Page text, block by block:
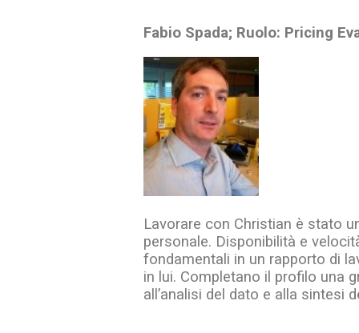
Fabio Spada; Ruolo: Pricing
Lavorare con Christian è stato
personale. Disponibilità e
fondamentali in un rapporto di
in lui. Completano il profilo una
all’analisi del dato e alla sintesi